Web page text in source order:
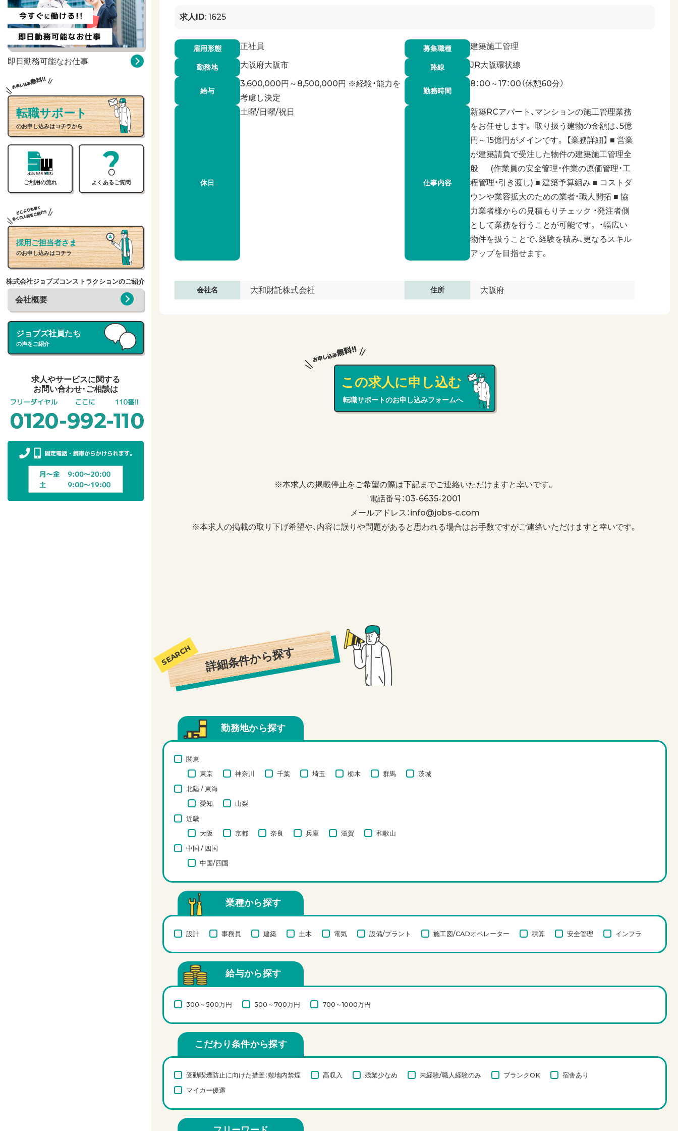
求人ID: 1625
雇用形態 正社員 募集職種 建築施工管理
勤務地 大阪府大阪市 路線 JR大阪環状線
給与
3,600,000円～8,500,000円 ※経験・能力を
考慮し決定
勤務時間
8：00～17：00（休憩60分）
休日
土曜/日曜/祝日
仕事内容
新築RCアパート、マンションの施工管理業務
をお任せします。 取り扱う建物の金額は、5億
円～15億円がメインです。 【業務詳細】 ■ 営業
が建築請負で受注した物件の建築施工管理全
般 (作業員の安全管理・作業の原価管理・工
程管理・引き渡し) ■ 建築予算組み ■ コストダ
ウンや業容拡大のための業者・職人開拓 ■ 協
力業者様からの見積もりチェック ・発注者側
として業務を行うことが可能です。 ・幅広い
物件を扱うことで、経験を積み、更なるスキル
アップを目指せます。
会社名 大和財託株式会社 住所 大阪府
この求人に申し込む
転職サポートのお申し込みフォームへ
※本求人の掲載停止をご希望の際は下記までご連絡いただけますと幸いです。
電話番号：03-6635-2001
メールアドレス：info@jobs-c.com
※本求人の掲載の取り下げ希望や、内容に誤りや問題があると思われる場合はお手数ですがご連絡いただけますと幸いです。
即日勤務可能なお仕事
転職サポート
のお申し込みはコチラから
ご利用の流れ よくあるご質問
採用ご担当者さま
のお申し込みはコチラ
株式会社ジョブズコンストラクションのご紹介
会社概要
ジョブズ社員たち
の声をご紹介
求人やサービスに関する
お問い合わせ・ご相談は
詳細条件から探す
勤務地から探す
関東
東京
神奈川 千葉 埼玉 栃木 群馬
茨城
北陸 / 東海
愛知
山梨
近畿
大阪
京都 奈良 兵庫 滋賀
和歌山
中国 / 四国
中国/四国
業種から探す
設計 事務員 建築 土木 電気 設備/プラント 施工図/CADオペレーター 積算 安全管理 インフラ
給与から探す
300～500万円 500～700万円 700～1000万円
こだわり条件から探す
受動喫煙防止に向けた措置：敷地内禁煙 高収入 残業少なめ 未経験/職人経験のみ ブランクOK
宿舎あり
マイカー優遇